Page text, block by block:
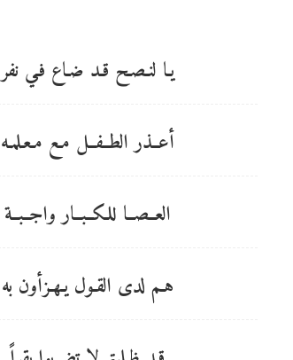
يـا لنـصـح قـد ضـاع فـي نفر
أعــذر الطــفــل مـع مـعـلمـه
العــصــا للكــبــار واجــبــة
هـم لدى القـول يـهـزأون به